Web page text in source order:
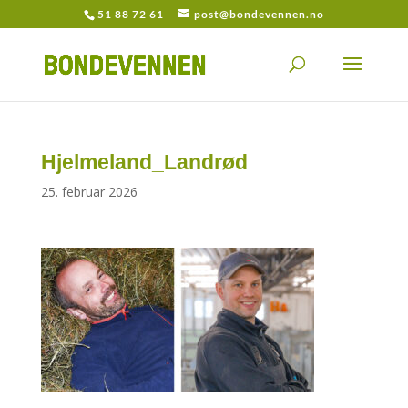
51 88 72 61 post@bondevennen.no
Hjelmeland_Landrød
25. februar 2026